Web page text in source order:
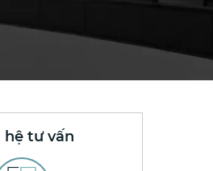
hệ tư vấn